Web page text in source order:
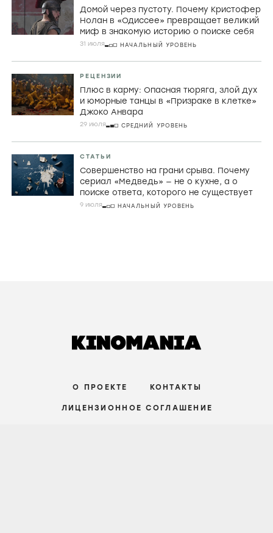
Домой через пустоту. Почему Кристофер
Нолан в «Одиссее» превращает великий
миф в знакомую историю о поиске себя
31 июля НАЧАЛЬНЫЙ УРОВЕНЬ
РЕЦЕНЗИИ
Плюс в карму: Опасная тюряга, злой дух
и юморные танцы в «Призраке в клетке»
Джоко Анвара
29 июля СРЕДНИЙ УРОВЕНЬ
СТАТЬИ
Совершенство на грани срыва. Почему
сериал «Медведь» — не о кухне, а о
поиске ответа, которого не существует
9 июля НАЧАЛЬНЫЙ УРОВЕНЬ
О ПРОЕКТЕ КОНТАКТЫ
ЛИЦЕНЗИОННОЕ СОГЛАШЕНИЕ